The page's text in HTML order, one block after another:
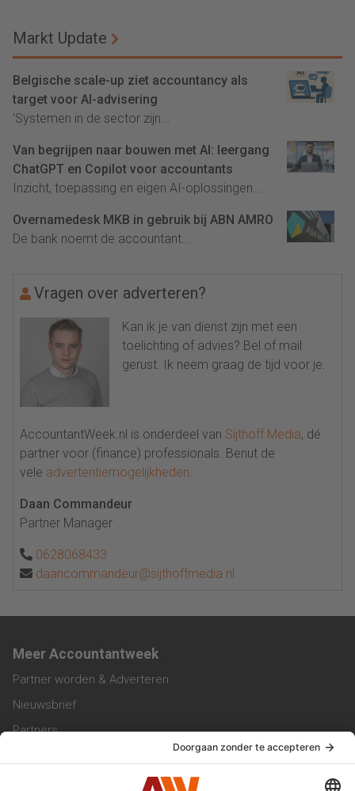
Markt Update
Belgische scale-up ziet accountancy als
target voor AI-advisering
'Systemen in de sector zijn...
Van begrijpen naar bouwen met AI: leergang
ChatGPT en Copilot voor accountants
Inzicht, toepassing en eigen AI-oplossingen...
Overnamedesk MKB in gebruik bij ABN AMRO
De bank noemt de accountant...
Vragen over adverteren?
Kan ik je van dienst zijn met een
toelichting of advies? Bel of mail
gerust. Ik neem graag de tijd voor je.
AccountantWeek.nl is onderdeel van Sijthoff Media, dé
partner voor (finance) professionals. Benut de
vele advertentiemogelijkheden.
Daan Commandeur
Partner Manager
0628068433
daancommandeur@sijthoffmedia.nl
Meer Accountantweek
Partner worden & Adverteren
Nieuwsbrief
Partners